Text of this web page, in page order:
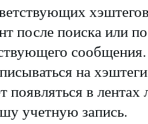
после поиска или
на
появляться в
учетную запись.